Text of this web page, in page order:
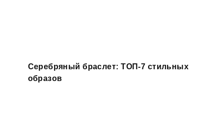
Серебряный браслет: ТОП-7 стильных
образов